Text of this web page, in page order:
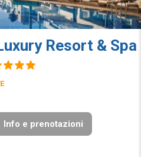
Resort & Spa
Info e prenotazioni